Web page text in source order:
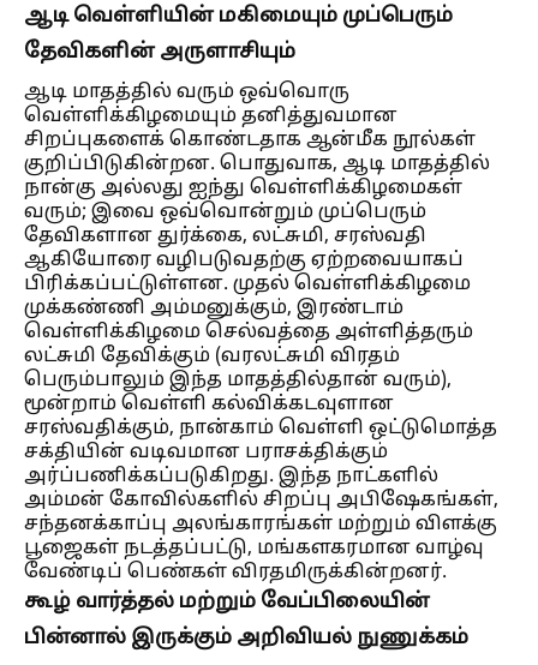
ஆடி வெள்ளியின் மகிமையும் முப்பெரும்
தேவிகளின் அருளாசியும்
ஆடி மாதத்தில் வரும் ஒவ்வொரு
வெள்ளிக்கிழமையும் தனித்துவமான
சிறப்புகளைக் கொண்டதாக ஆன்மீக நூல்கள்
குறிப்பிடுகின்றன. பொதுவாக, ஆடி மாதத்தில்
நான்கு அல்லது ஐந்து வெள்ளிக்கிழமைகள்
வரும்; இவை ஒவ்வொன்றும் முப்பெரும்
தேவிகளான துர்க்கை, லட்சுமி, சரஸ்வதி
ஆகியோரை வழிபடுவதற்கு ஏற்றவையாகப்
பிரிக்கப்பட்டுள்ளன. முதல் வெள்ளிக்கிழமை
முக்கண்ணி அம்மனுக்கும், இரண்டாம்
வெள்ளிக்கிழமை செல்வத்தை அள்ளித்தரும்
லட்சுமி தேவிக்கும் (வரலட்சுமி விரதம்
பெரும்பாலும் இந்த மாதத்தில்தான் வரும்),
மூன்றாம் வெள்ளி கல்விக்கடவுளான
சரஸ்வதிக்கும், நான்காம் வெள்ளி ஒட்டுமொத்த
சக்தியின் வடிவமான பராசக்திக்கும்
அர்ப்பணிக்கப்படுகிறது. இந்த நாட்களில்
அம்மன் கோவில்களில் சிறப்பு அபிஷேகங்கள்,
சந்தனக்காப்பு அலங்காரங்கள் மற்றும் விளக்கு
பூஜைகள் நடத்தப்பட்டு, மங்களகரமான வாழ்வு
வேண்டிப் பெண்கள் விரதமிருக்கின்றனர்.
கூழ் வார்த்தல் மற்றும் வேப்பிலையின்
பின்னால் இருக்கும் அறிவியல் நுணுக்கம்